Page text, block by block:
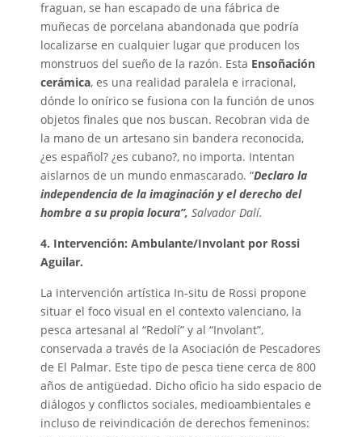
fraguan, se han escapado de una fábrica de
muñecas de porcelana abandonada que podría
localizarse en cualquier lugar que producen los
monstruos del sueño de la razón. Esta Ensoñación
cerámica, es una realidad paralela e irracional,
dónde lo onírico se fusiona con la función de unos
objetos finales que nos buscan. Recobran vida de
la mano de un artesano sin bandera reconocida,
¿es español? ¿es cubano?, no importa. Intentan
aislarnos de un mundo enmascarado. “Declaro la
independencia de la imaginación y el derecho del
hombre a su propia locura”, Salvador Dalí.
4. Intervención: Ambulante/Involant por Rossi
Aguilar.
La intervención artística In-situ de Rossi propone
situar el foco visual en el contexto valenciano, la
pesca artesanal al “Redolí” y al “Involant”,
conservada a través de la Asociación de Pescadores
de El Palmar. Este tipo de pesca tiene cerca de 800
años de antigüedad. Dicho oficio ha sido espacio de
diálogos y conflictos sociales, medioambientales e
incluso de reivindicación de derechos femeninos: